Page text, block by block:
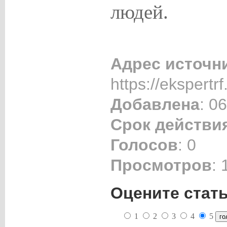
людей.
Адрес
https://
Добавлена:
Срок
Голосов: 0
Просмотров:
Оцените
1 2 3 4 5